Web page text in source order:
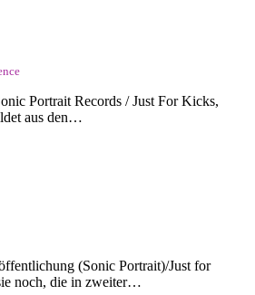
Portrait Records / Just For Kicks,
aus den…
(Sonic Portrait)/Just for
noch, die in zweiter…